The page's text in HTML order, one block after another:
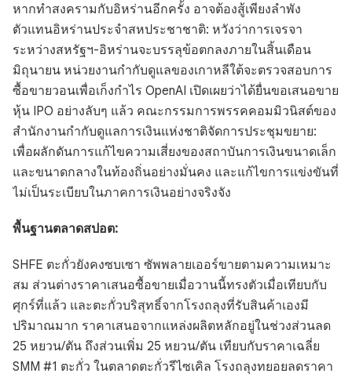
หากทำสงครามกับอิหร่านอีกครั้ง อาจต้องสู้เพียงลำพัง
ตัวแทนอิหร่านประจำสหประชาชาติ: หวังว่าการเจรจา
ระหว่างสหรัฐฯ-อิหร่านจะบรรลุข้อตกลงภายในสิ้นเดือน
มิถุนายน หน่วยงานกำกับดูแลของเกาหลีใต้จะตรวจสอบการ
ซื้อขายวอนเพื่อเก็งกำไร OpenAI เปิดเผยว่าได้ยื่นขอเสนอขาย
หุ้น IPO อย่างลับๆ แล้ว คณะกรรมการพรรคคอมมิวนิสต์ของ
สำนักงานกำกับดูแลการเงินแห่งชาติจัดการประชุมขยาย:
เพื่อผลักดันการแก้ไขความเสี่ยงของสถาบันการเงินขนาดเล็ก
และขนาดกลางในท้องถิ่นอย่างมั่นคง และแก้ไขการแข่งขันที่
ไม่เป็นระเบียบในภาคการเงินอย่างจริงจัง
พื้นฐานตลาดสปอต:
SHFE ตะกั่วยังคงซบเซา ซัพพลายเออร์ขายตามความเหมาะ
สม ส่วนต่างราคาเสนอซื้อขายเมื่อวานนี้ทรงตัวเมื่อเทียบกับ
ศุกร์ที่แล้ว และตะกั่วบริสุทธิ์จากโรงถลุงที่รับสินค้าเองมี
ปริมาณมาก ราคาเสนอจากแหล่งผลิตหลักอยู่ในช่วงส่วนลด
25 หยวน/ตัน ถึงส่วนเพิ่ม 25 หยวน/ตัน เทียบกับราคาเฉลี่ย
SMM #1 ตะกั่ว ในตลาดตะกั่วรีไซเคิล โรงถลุงทยอยลดราคา